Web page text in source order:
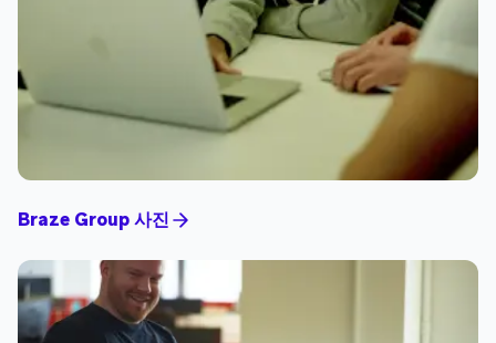
Braze Group 사진